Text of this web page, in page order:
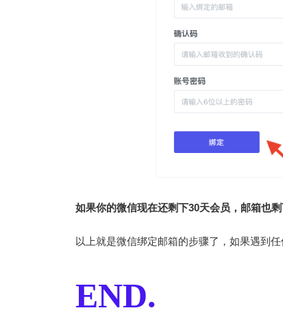
如果你的微信现在还剩下30天会员，邮箱也
以上就是微信绑定邮箱的步骤了，如果遇到
END.